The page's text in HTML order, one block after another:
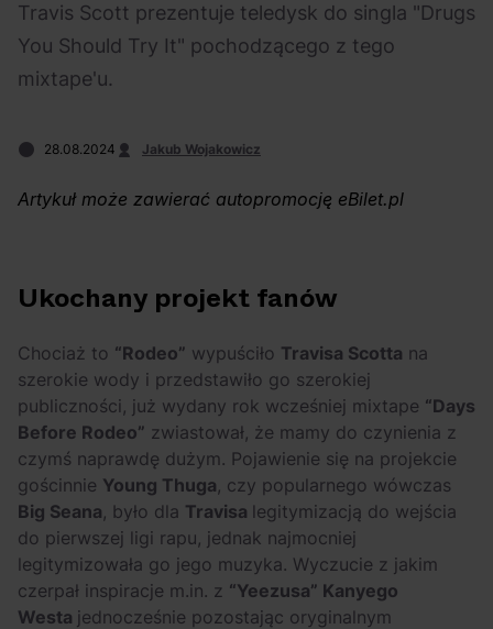
06.08.2026
Kto jest
Chivasa?
eBilet
inicjatywą eBilet
OFF Festival 2026 –
nocne koncerty
warte uwagi!
High Five: pięć
najciekawszych
wydarzeń w polskim
rapie [czerwiec i
lipiec 2026]
Travis Scott prezentuje teledysk do singla "Drugs
You Should Try It" pochodzącego z tego
mixtape'u.
28.08.2024 Jakub Wojakowicz
Artykuł może zawierać autopromocję eBilet.pl
Ukochany projekt fanów
Chociaż to “Rodeo” wypuściło Travisa Scotta na
szerokie wody i przedstawiło go szerokiej
publiczności, już wydany rok wcześniej mixtape “Days
Before Rodeo” zwiastował, że mamy do czynienia z
czymś naprawdę dużym. Pojawienie się na projekcie
gościnnie Young Thuga, czy popularnego wówczas
Big Seana, było dla Travisa legitymizacją do wejścia
do pierwszej ligi rapu, jednak najmocniej
legitymizowała go jego muzyka. Wyczucie z jakim
czerpał inspiracje m.in. z “Yeezusa” Kanyego
Westa jednocześnie pozostając oryginalnym